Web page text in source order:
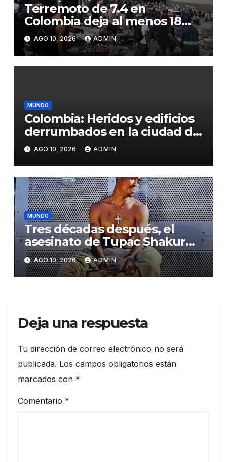
Terremoto de 7.4 en
Colombia deja al menos 18
muertos, edificios colapsados
y aeropuertos afectados
AGO 10, 2026 ADMIN
MUNDO
Colombia: Heridos y edificios
derrumbados en la ciudad de
Quibdó por el terremoto de
7,4 grados
AGO 10, 2026 ADMIN
MUNDO
Tres décadas después, el
asesinato de Tupac Shakur
llega finalmente a juicio en
Las Vegas
AGO 10, 2026 ADMIN
Deja una respuesta
Tu dirección de correo electrónico no será
publicada. Los campos obligatorios están
marcados con *
Comentario *